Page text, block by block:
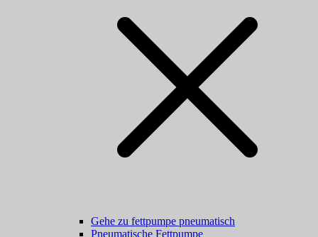
Gehe zu fettpumpe pneumatisch
Pneumatische Fettpumpe